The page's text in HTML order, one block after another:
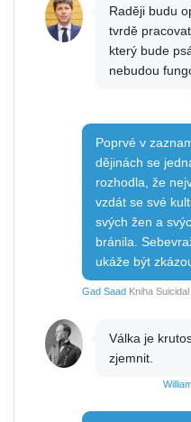
Raději budu
tvrdě
který bude
nebudou
Poprvé v
dějinách se
rozhodla, že
vzdát se své
svých žen a
bránila.
ukáže být
Gad Saad Kniha
Válka je
zjemnit.